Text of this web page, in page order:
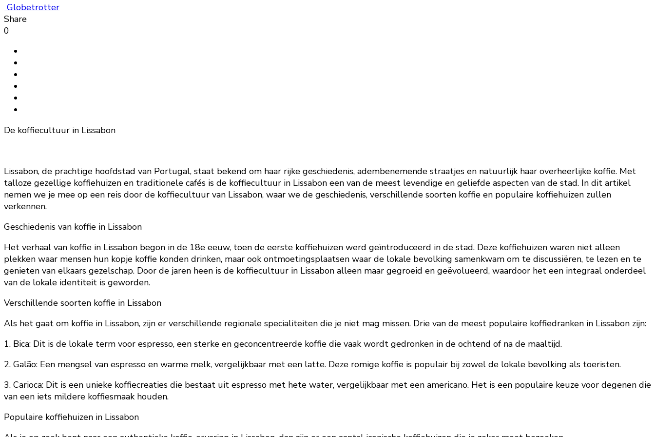
Globetrotter
Share
0
De koffiecultuur in Lissabon
Lissabon, de prachtige hoofdstad van Portugal, staat bekend om haar rijke geschiedenis, adembenemende straatjes en natuurlijk haar overheerlijke koffie. Met
talloze gezellige koffiehuizen en traditionele cafés is de koffiecultuur in Lissabon een van de meest levendige en geliefde aspecten van de stad. In dit artikel
nemen we je mee op een reis door de koffiecultuur van Lissabon, waar we de geschiedenis, verschillende soorten koffie en populaire koffiehuizen zullen
verkennen.
Geschiedenis van koffie in Lissabon
Het verhaal van koffie in Lissabon begon in de 18e eeuw, toen de eerste koffiehuizen werd geïntroduceerd in de stad. Deze koffiehuizen waren niet alleen
plekken waar mensen hun kopje koffie konden drinken, maar ook ontmoetingsplaatsen waar de lokale bevolking samenkwam om te discussiëren, te lezen en te
genieten van elkaars gezelschap. Door de jaren heen is de koffiecultuur in Lissabon alleen maar gegroeid en geëvolueerd, waardoor het een integraal onderdeel
van de lokale identiteit is geworden.
Verschillende soorten koffie in Lissabon
Als het gaat om koffie in Lissabon, zijn er verschillende regionale specialiteiten die je niet mag missen. Drie van de meest populaire koffiedranken in Lissabon zijn:
1. Bica: Dit is de lokale term voor espresso, een sterke en geconcentreerde koffie die vaak wordt gedronken in de ochtend of na de maaltijd.
2. Galão: Een mengsel van espresso en warme melk, vergelijkbaar met een latte. Deze romige koffie is populair bij zowel de lokale bevolking als toeristen.
3. Carioca: Dit is een unieke koffiecreaties die bestaat uit espresso met hete water, vergelijkbaar met een americano. Het is een populaire keuze voor degenen die
van een iets mildere koffiesmaak houden.
Populaire koffiehuizen in Lissabon